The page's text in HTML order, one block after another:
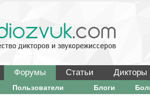
Форумы Статьи Дикторы
Пользователи Блоги